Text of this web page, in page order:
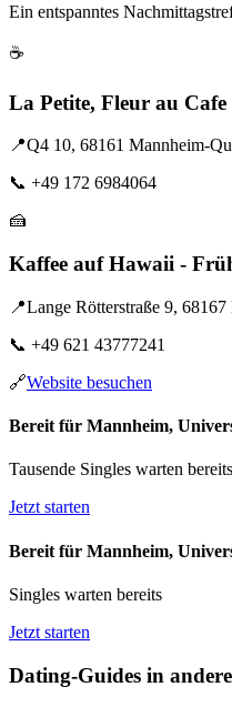
Ein entspanntes
☕
La Petite, Fleur au Cafe
📍Q4 10, 68161 Mannheim-
📞 +49 172 6984064
🍰
Kaffee auf Hawaii -
📍Lange Rötterstraße 9,
📞 +49 621 43777241
🔗Website besuchen
Bereit für Mannheim,
Tausende Singles warten
Jetzt starten
Bereit für Mannheim,
Singles warten bereits
Jetzt starten
Dating-Guides in